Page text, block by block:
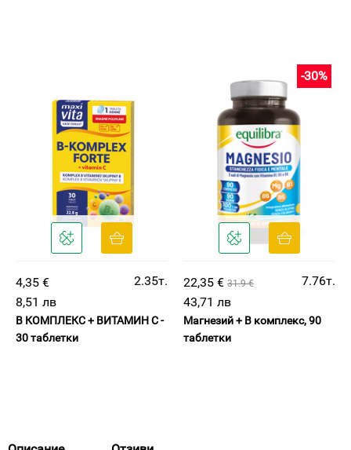
4,35 €
2.35т.
8,51 лв
В КОМПЛЕКС + ВИТАМИН С -
30 таблетки
22,35 € 31.9 €
-30%
7.76т.
43,71 лв
Магнезий + B комплекс, 90
таблетки